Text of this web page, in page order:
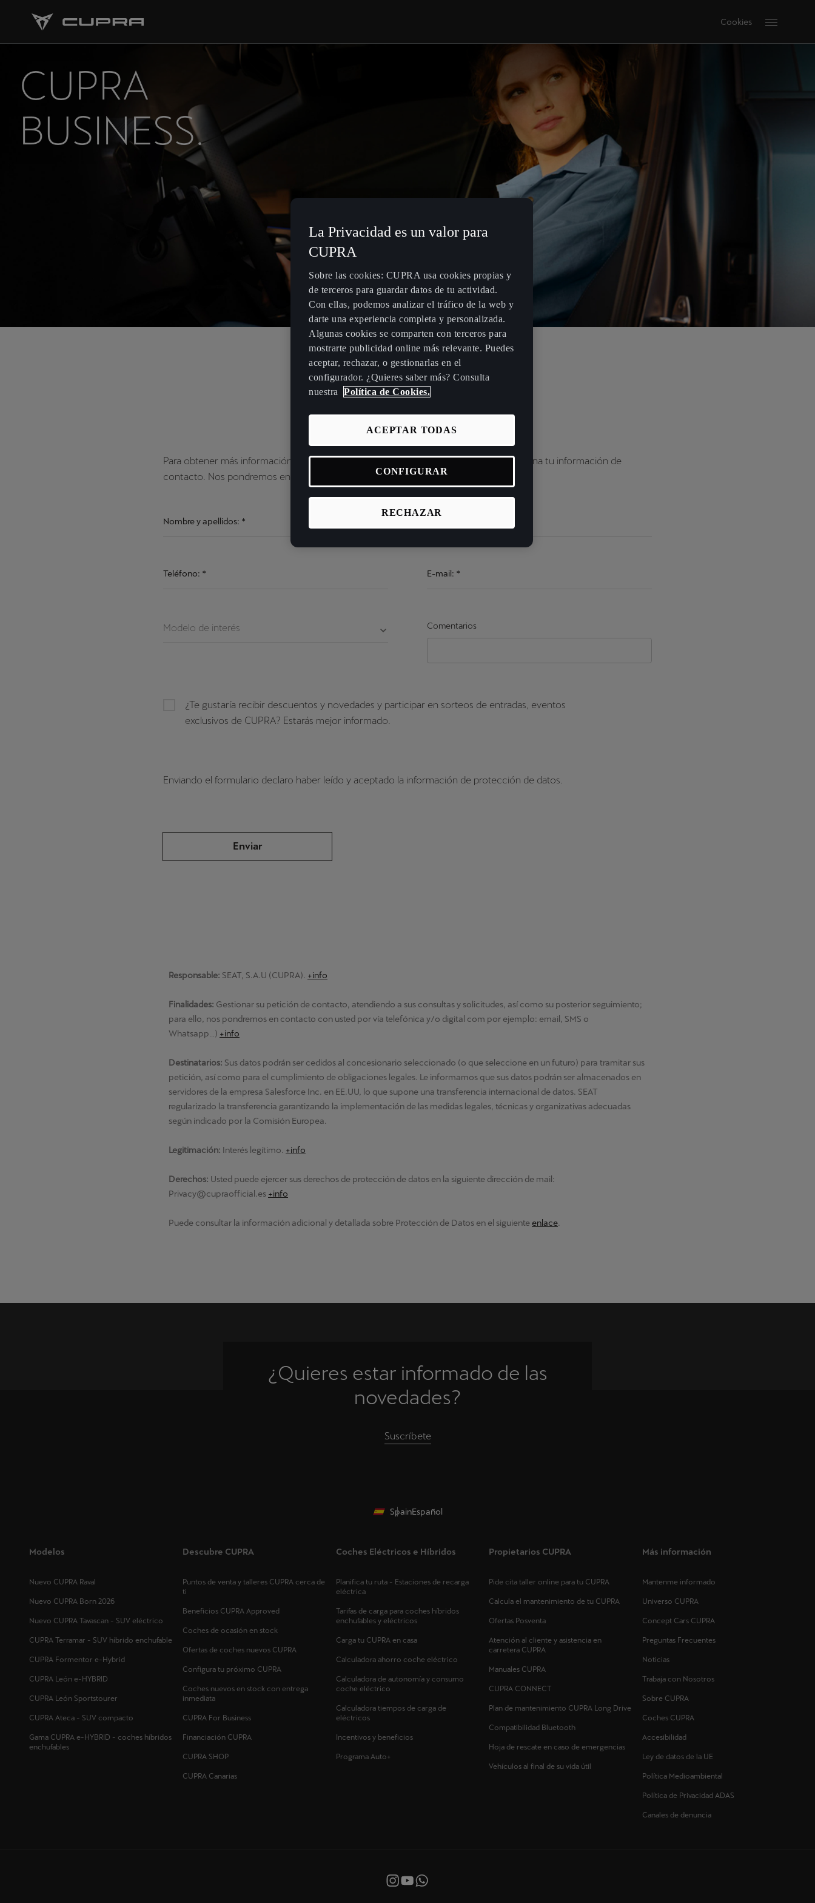
Cookies
CUPRA
BUSINESS.
Para obtener más información sobre las soluciones CUPRA para tu negocio, proporciona tu información de
contacto. Nos pondremos en contacto lo antes posible.
Nombre y apellidos: *
Teléfono: * E-mail: *
Modelo de interés Comentarios
¿Te gustaría recibir descuentos y novedades y participar en sorteos de entradas, eventos
exclusivos de CUPRA? Estarás mejor informado.
Enviando el formulario declaro haber leído y aceptado la información de protección de datos.
Enviar
Responsable: SEAT, S.A.U (CUPRA). +info
Finalidades: Gestionar su petición de contacto, atendiendo a sus consultas y solicitudes, así como su posterior seguimiento;
para ello, nos pondremos en contacto con usted por vía telefónica y/o digital com por ejemplo: email, SMS o
Whatsapp…) +info
Destinatarios: Sus datos podrán ser cedidos al concesionario seleccionado (o que seleccione en un futuro) para tramitar sus
petición, así como para el cumplimiento de obligaciones legales. Le informamos que sus datos podrán ser almacenados en
servidores de la empresa Salesforce Inc. en EE.UU, lo que supone una transferencia internacional de datos. SEAT
regularizado la transferencia garantizando la implementación de las medidas legales, técnicas y organizativas adecuadas
según indicado por la Comisión Europea.
Legitimación: Interés legítimo. +info
Derechos: Usted puede ejercer sus derechos de protección de datos en la siguiente dirección de mail:
Privacy@cupraofficial.es +info
Puede consultar la información adicional y detallada sobre Protección de Datos en el siguienteenlace.
¿Quieres estar informado de las
novedades?
Suscríbete
SpainEspañol
Modelos
Nuevo CUPRA Raval
Nuevo CUPRA Born 2026
Nuevo CUPRA Tavascan - SUV eléctrico
CUPRA Terramar - SUV híbrido enchufable
CUPRA Formentor e-Hybrid
CUPRA León e-HYBRID
CUPRA León Sportstourer
CUPRA Ateca - SUV compacto
Gama CUPRA e-HYBRID - coches híbridos
enchufables
Descubre CUPRA
Puntos de venta y talleres CUPRA cerca de
ti
Beneficios CUPRA Approved
Coches de ocasión en stock
Ofertas de coches nuevos CUPRA
Configura tu próximo CUPRA
Coches nuevos en stock con entrega
inmediata
CUPRA For Business
Financiación CUPRA
CUPRA SHOP
CUPRA Canarias
Coches Eléctricos e Híbridos
Planifica tu ruta - Estaciones de recarga
eléctrica
Tarifas de carga para coches híbridos
enchufables y eléctricos
Carga tu CUPRA en casa
Calculadora ahorro coche eléctrico
Calculadora de autonomía y consumo
coche eléctrico
Calculadora tiempos de carga de
eléctricos
Incentivos y beneficios
Programa Auto+
Propietarios CUPRA
Pide cita taller online para tu CUPRA
Calcula el mantenimiento de tu CUPRA
Ofertas Posventa
Atención al cliente y asistencia en
carretera CUPRA
Manuales CUPRA
CUPRA CONNECT
Plan de mantenimiento CUPRA Long Drive
Compatibilidad Bluetooth
Hoja de rescate en caso de emergencias
Vehículos al final de su vida útil
Más información
Mantenme informado
Universo CUPRA
Concept Cars CUPRA
Preguntas Frecuentes
Noticias
Trabaja con Nosotros
Sobre CUPRA
Coches CUPRA
Accesibilidad
Ley de datos de la UE
Política Medioambiental
Política de Privacidad ADAS
Canales de denuncia
La Privacidad es un valor para
CUPRA
Sobre las cookies: CUPRA usa cookies propias y
de terceros para guardar datos de tu actividad.
Con ellas, podemos analizar el tráfico de la web y
darte una experiencia completa y personalizada.
Algunas cookies se comparten con terceros para
mostrarte publicidad online más relevante. Puedes
aceptar, rechazar, o gestionarlas en el
configurador. ¿Quieres saber más? Consulta
nuestra
Política de Cookies.
RECHAZAR
ACEPTAR TODAS
CONFIGURAR